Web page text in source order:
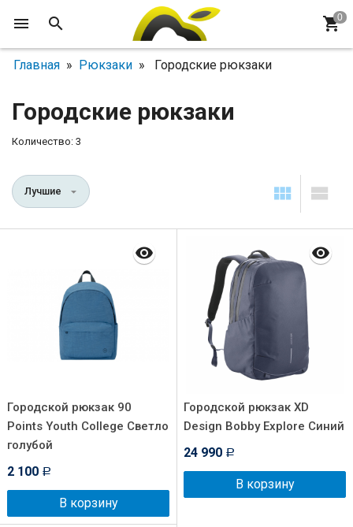
Главная » Рюкзаки » Городские рюкзаки
Городские рюкзаки
Количество: 3
Лучшие
Городской рюкзак 90
Points Youth College Светло
голубой
2 100 Р
В корзину
Городской рюкзак XD
Design Bobby Explore Синий
24 990 Р
В корзину